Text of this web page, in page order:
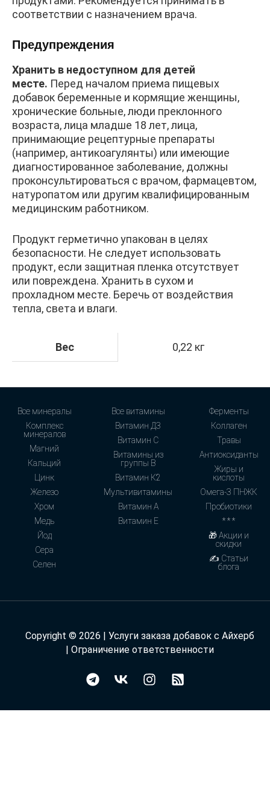
соответствии с назначением врача.
Предупреждения
Хранить в недоступном для детей
месте. Перед началом приема пищевых
добавок беременные и кормящие женщины,
хронические больные, люди преклонного
возраста, лица младше 18 лет, лица,
принимающие рецептурные препараты
(например, антикоагулянты) или имеющие
диагностированное заболевание, должны
проконсультироваться с врачом, фармацевтом,
натуропатом или другим квалифицированным
медицинским работником.
Продукт герметично упакован в целях
безопасности. Не следует использовать
продукт, если защитная пленка отсутствует
или повреждена. Хранить в сухом и
прохладном месте. Беречь от воздействия
тепла, света и влаги.
Вес 0,22 кг
Все минералы
Комплекс
минералов
Магний
Кальций
Цинк
Железо
Хром
Медь
Йод
Сера
Селен
Все витамины
Витамин Д3
Витамин С
Витамины из
группы В
Витамин К2
Мультивитамины
Витамин А
Витамин Е
Ферменты
Коллаген
Травы
Антиоксиданты
Жиры и
кислоты
Омега-3 ПНЖК
Пробиотики
* * *
🎁 Акции и
скидки
✍ Статьи
блога
Copyright © 2026 | Услуги заказа добавок с Айхерб
| Ограничение ответственности